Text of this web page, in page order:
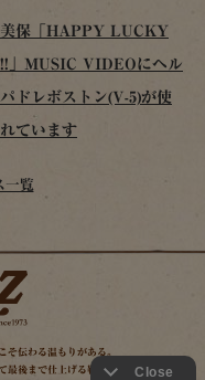
美保「HAPPY LUCKY
」MUSIC VIDEOにヘル
ドレボストン(V-5)が使
ています
一覧
そ伝わる温もりがある。
最後まで仕上げる鞄作り。